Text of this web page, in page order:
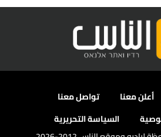
أعلن معنا
تواصل معنا
السياسة التحريرية